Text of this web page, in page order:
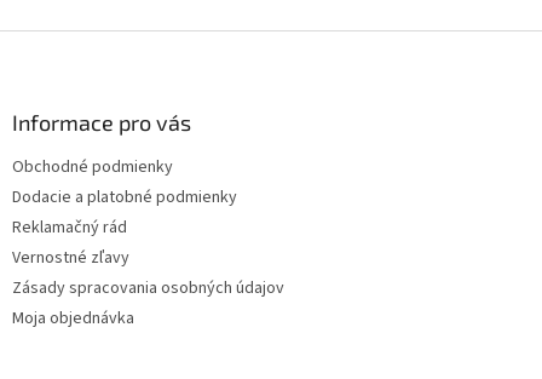
Informace pro vás
Obchodné podmienky
Dodacie a platobné podmienky
Reklamačný rád
Vernostné zľavy
Zásady spracovania osobných údajov
Moja objednávka